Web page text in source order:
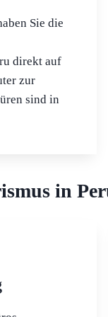
Sie die
direkt auf
zur
sind in
in